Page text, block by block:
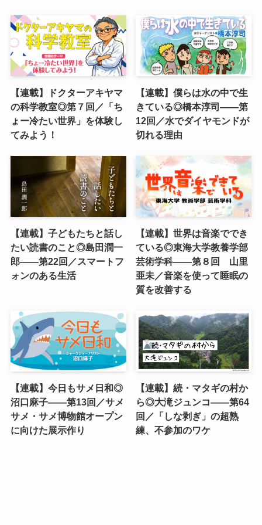
【連載】ドクターアキヤマ
の科学教室◎第７回／「ち
ょー冷たい世界」を体験し
てみよう！
【連載】僕らは水の中で生
きている◎橋本淳司——第
12回／水でダイヤモンドが
切れる理由
【連載】子どもたちと話し
たい読書のこと◎島田潤一
郎——第22回／スマートフ
ォンのある生活
【連載】世界は音楽ででき
ている◎東海大学教養学部
芸術学科――第８回 山里
亜未／音楽を使って睡眠の
質を改善する
【連載】今日もサメ日和◎
沼口麻子——第13回／サメ
サメ・サメ博物館オープン
に向けた展示作り
【連載】続・マタギの村か
ら◎大滝ジュンコ――第64
回／「しな剥ぎ」の超熟
練、不参加のワケ